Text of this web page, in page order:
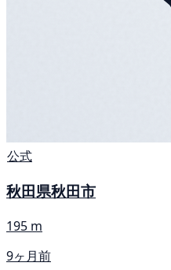
公式
秋田県秋田市
195 m
9ヶ月前